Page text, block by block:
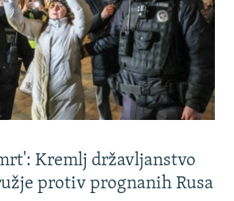
Kremlj državljanstvo
protiv prognanih Rusa